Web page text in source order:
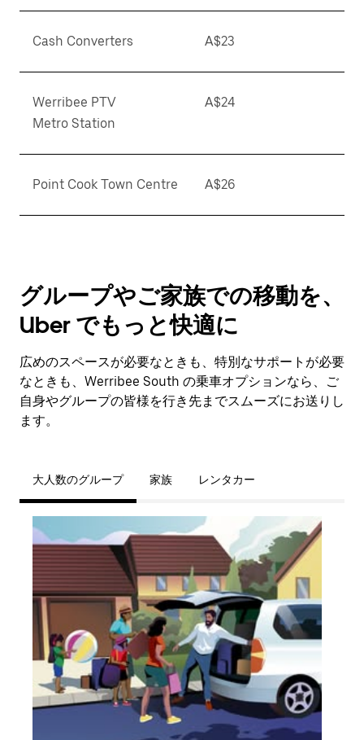
Cash Converters A$23
Werribee PTV
Metro Station
A$24
Point Cook Town Centre A$26
グループやご家族での移動を、
Uber でもっと快適に
広めのスペースが必要なときも、特別なサポートが必要
なときも、Werribee South の乗車オプションなら、ご
自身やグループの皆様を行き先までスムーズにお送りし
ます。
大人数のグループ 家族 レンタカー